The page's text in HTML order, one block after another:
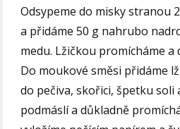
Odsypeme do misky stranou
a přidáme 50 g nahrubo
medu. Lžičkou promícháme a
Do moukové směsi přidáme
do pečiva, skořici, špetku soli
podmáslí a důkladně